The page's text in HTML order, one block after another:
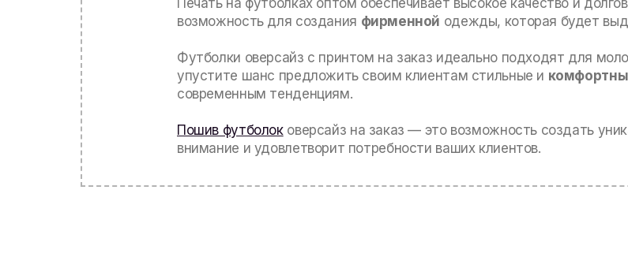
Печать на футболках оптом обеспечивает высокое качество и
возможность для создания фирменной одежды, которая будет
Футболки оверсайз с принтом на заказ идеально подходят для
упустите шанс предложить своим клиентам стильные и
современным тенденциям.
Пошив футболоковерсайз на заказ — это возможность создать
внимание и удовлетворит потребности ваших клиентов.